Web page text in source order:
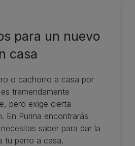
para un nuevo
casa
o cachorro a casa por
tremendamente
pero exige cierta
En Purina encontrarás
saber para dar la
tu perro a casa.